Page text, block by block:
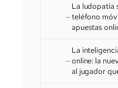
La ludopatía
teléfono
apuestas
La
online: la
al jugador